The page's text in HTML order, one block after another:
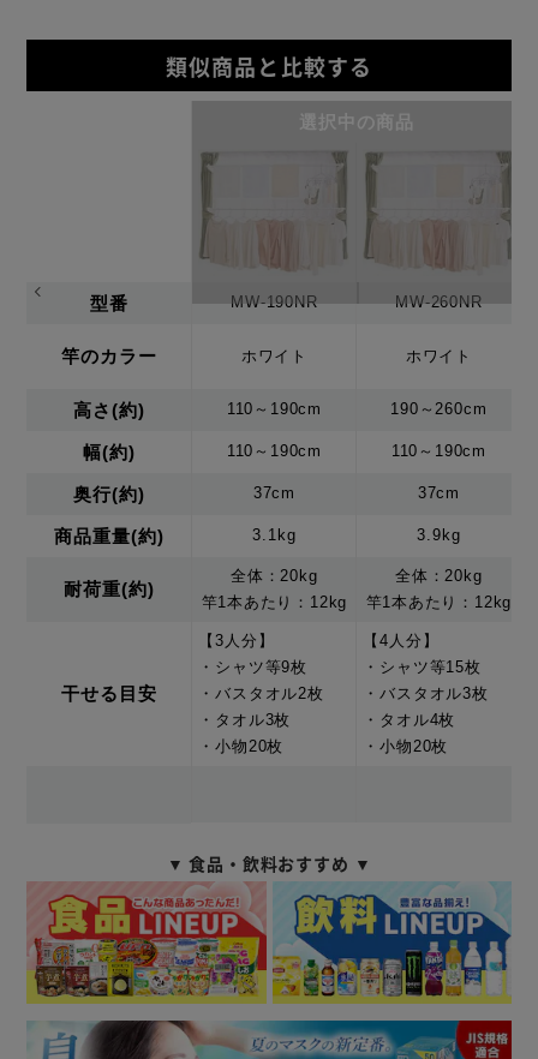
類似商品と比較する
選択中の商品
型番 MW-190NR MW-260NR
竿のカラー ホワイト ホワイト
高さ(約) 110～190cm 190～260cm
幅(約) 110～190cm 110～190cm
奥行(約) 37cm 37cm
商品重量(約) 3.1kg 3.9kg
耐荷重(約)
全体：20kg
竿1本あたり：12kg
全体：20kg
竿1本あたり：12kg
干せる目安
【3人分】
・シャツ等9枚
・バスタオル2枚
・タオル3枚
・小物20枚
【4人分】
・シャツ等15枚
・バスタオル3枚
・タオル4枚
・小物20枚
▼ 食品・飲料おすすめ ▼